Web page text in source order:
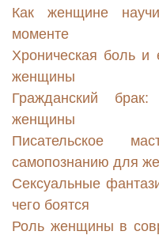
Как женщине
моменте
Хроническая боль и
женщины
Гражданский
женщины
Писательское
самопознанию для
Сексуальные
чего боятся
Роль женщины в